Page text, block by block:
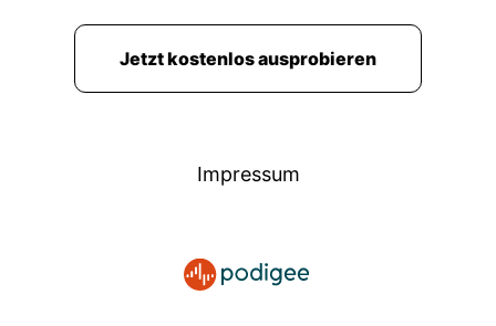
Jetzt kostenlos ausprobieren
Impressum